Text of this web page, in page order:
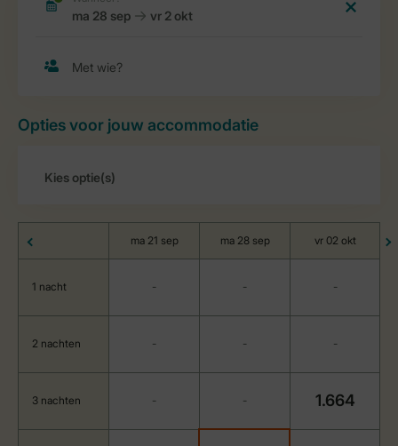
Opties voor jouw accommodatie
ma 21 sep ma 28 sep vr 02 okt
1 nacht - - -
2 nachten - - -
3 nachten - - 1.664